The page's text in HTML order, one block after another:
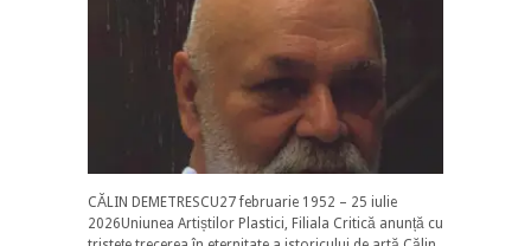
CĂLIN DEMETRESCU27 februarie 1952 – 25 iulie
2026Uniunea Artiștilor Plastici, Filiala Critică anunță cu